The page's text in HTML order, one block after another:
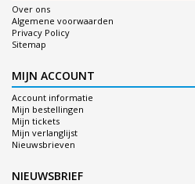
Over ons
Algemene voorwaarden
Privacy Policy
Sitemap
MIJN ACCOUNT
Account informatie
Mijn bestellingen
Mijn tickets
Mijn verlanglijst
Nieuwsbrieven
NIEUWSBRIEF